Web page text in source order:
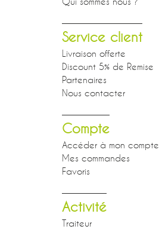
Service client
Livraison offerte
Discount 5% de Remise
Partenaires
Nous contacter
Compte
Accéder à mon compte
Mes commandes
Favoris
Activité
Traiteur